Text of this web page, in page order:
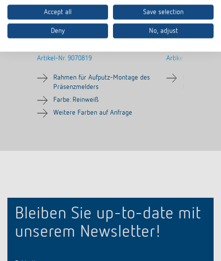
Artikel-Nr. 9070819
Rahmen für Aufputz-Montage des
Präsenzmelders
Farbe: Reinweiß
Weitere Farben auf Anfrage
Artikel-Nr.
Bleiben Sie up-to-date mit
unserem Newsletter!
Accept all Save selection
Deny No, adjust